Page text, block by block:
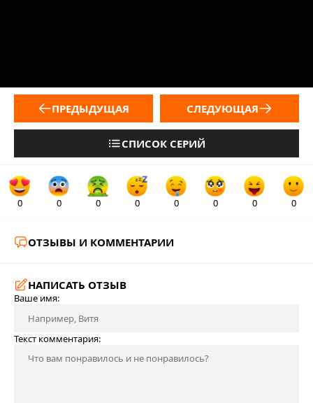
ПРЕДЫДУЩАЯ
СПИСОК СЕРИЙ
СЛЕДУЮЩАЯ
0 0 0 0 0 0 0 0
ОТЗЫВЫ И КОММЕНТАРИИ
НАПИСАТЬ ОТЗЫВ
Ваше имя:
Текст комментария: